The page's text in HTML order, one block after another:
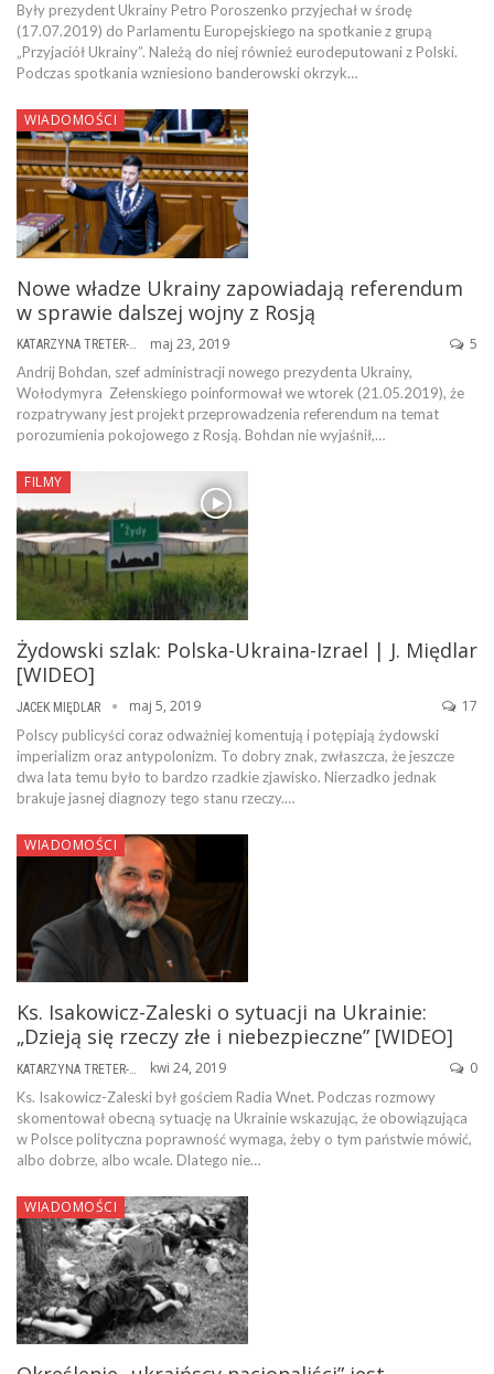
Były prezydent Ukrainy Petro Poroszenko przyjechał w środę
(17.07.2019) do Parlamentu Europejskiego na spotkanie z grupą
„Przyjaciół Ukrainy”. Należą do niej również eurodeputowani z Polski.
Podczas spotkania wzniesiono banderowski okrzyk…
WIADOMOŚCI
Nowe władze Ukrainy zapowiadają referendum
w sprawie dalszej wojny z Rosją
KATARZYNA TRETER-SIERPIŃSKA maj 23, 2019 5
Andrij Bohdan, szef administracji nowego prezydenta Ukrainy,
Wołodymyra Zełenskiego poinformował we wtorek (21.05.2019), że
rozpatrywany jest projekt przeprowadzenia referendum na temat
porozumienia pokojowego z Rosją. Bohdan nie wyjaśnił,…
FILMY
Żydowski szlak: Polska-Ukraina-Izrael | J. Międlar
[WIDEO]
JACEK MIĘDLAR maj 5, 2019 17
Polscy publicyści coraz odważniej komentują i potępiają żydowski
imperializm oraz antypolonizm. To dobry znak, zwłaszcza, że jeszcze
dwa lata temu było to bardzo rzadkie zjawisko. Nierzadko jednak
brakuje jasnej diagnozy tego stanu rzeczy.…
WIADOMOŚCI
Ks. Isakowicz-Zaleski o sytuacji na Ukrainie:
„Dzieją się rzeczy złe i niebezpieczne” [WIDEO]
kwi 24, 2019 0
Ks. Isakowicz-Zaleski był gościem Radia Wnet. Podczas rozmowy
skomentował obecną sytuację na Ukrainie wskazując, że obowiązująca
w Polsce polityczna poprawność wymaga, żeby o tym państwie mówić,
albo dobrze, albo wcale. Dlatego nie…
WIADOMOŚCI